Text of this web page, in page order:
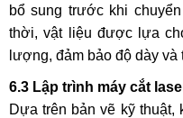
bổ sung trước khi
thời, vật liệu được lựa
lượng, đảm bảo độ dày
6.3 Lập trình máy cắt
Dựa trên bản vẽ kỹ thuật,